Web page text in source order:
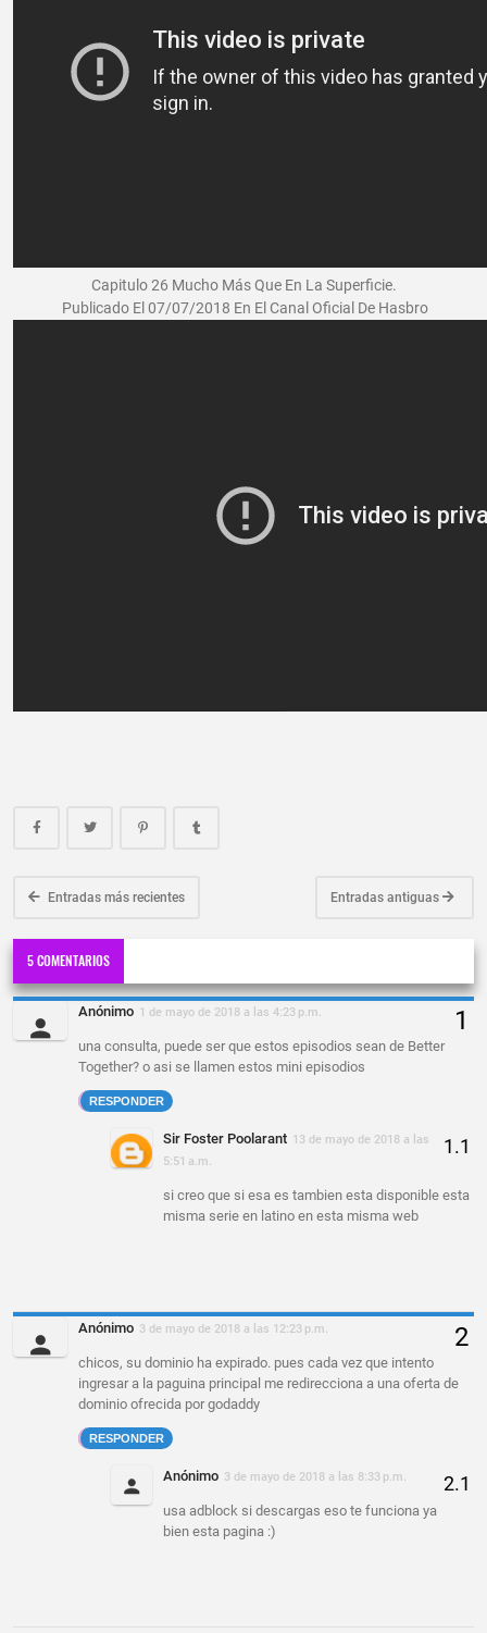
Capitulo 26 Mucho Más Que En La Superficie.
Publicado El 07/07/2018 En El Canal Oficial De Hasbro
Entradas más recientes Entradas antiguas
5 COMENTARIOS
Anónimo 1 de mayo de 2018 a las 4:23 p.m.
una consulta, puede ser que estos episodios sean de Better
Together? o asi se llamen estos mini episodios
RESPONDER
Sir Foster Poolarant 13 de mayo de 2018 a las
5:51 a.m.
si creo que si esa es tambien esta disponible esta
misma serie en latino en esta misma web
Anónimo 3 de mayo de 2018 a las 12:23 p.m.
chicos, su dominio ha expirado. pues cada vez que intento
ingresar a la paguina principal me redirecciona a una oferta de
dominio ofrecida por godaddy
RESPONDER
Anónimo 3 de mayo de 2018 a las 8:33 p.m.
usa adblock si descargas eso te funciona ya
bien esta pagina :)